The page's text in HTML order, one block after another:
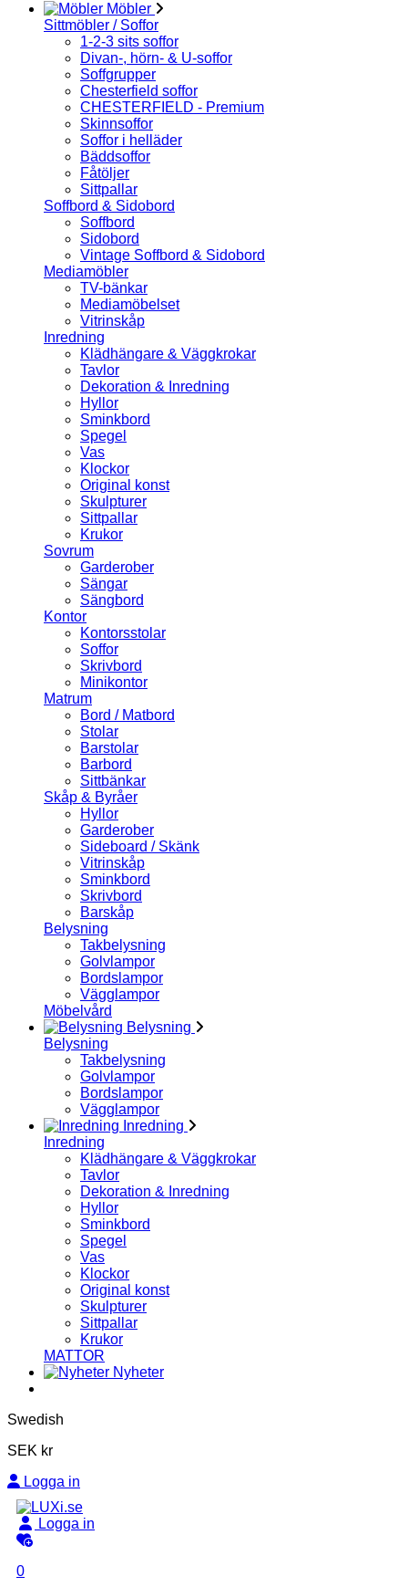
Möbler
Sittmöbler / Soffor
1-2-3 sits soffor
Divan-, hörn- & U-soffor
Soffgrupper
Chesterfield soffor
CHESTERFIELD - Premium
Skinnsoffor
Soffor i helläder
Bäddsoffor
Fåtöljer
Sittpallar
Soffbord & Sidobord
Soffbord
Sidobord
Vintage Soffbord & Sidobord
Mediamöbler
TV-bänkar
Mediamöbelset
Vitrinskåp
Inredning
Klädhängare & Väggkrokar
Tavlor
Dekoration & Inredning
Hyllor
Sminkbord
Spegel
Vas
Klockor
Original konst
Skulpturer
Sittpallar
Krukor
Sovrum
Garderober
Sängar
Sängbord
Kontor
Kontorsstolar
Soffor
Skrivbord
Minikontor
Matrum
Bord / Matbord
Stolar
Barstolar
Barbord
Sittbänkar
Skåp & Byråer
Hyllor
Garderober
Sideboard / Skänk
Vitrinskåp
Sminkbord
Skrivbord
Barskåp
Belysning
Takbelysning
Golvlampor
Bordslampor
Vägglampor
Möbelvård
Belysning
Belysning
Takbelysning
Golvlampor
Bordslampor
Vägglampor
Inredning
Inredning
Klädhängare & Väggkrokar
Tavlor
Dekoration & Inredning
Hyllor
Sminkbord
Spegel
Vas
Klockor
Original konst
Skulpturer
Sittpallar
Krukor
MATTOR
Nyheter
Swedish
SEK kr
Logga in
Logga in
0